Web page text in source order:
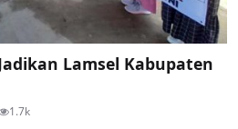
Lamsel Kabupaten
1.7k